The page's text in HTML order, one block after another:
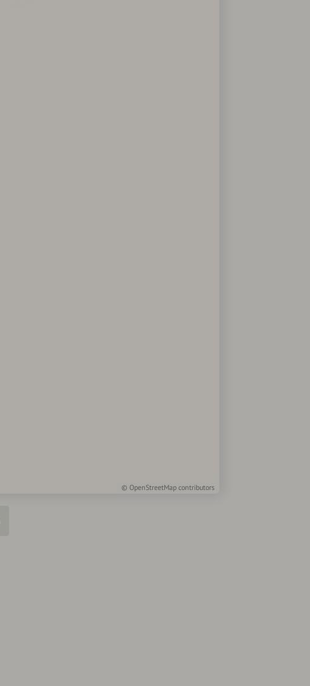
© OpenStreetMap contributors